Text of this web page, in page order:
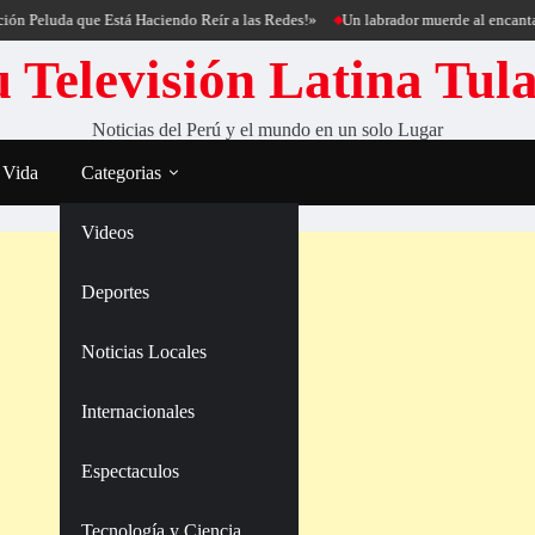
que Está Haciendo Reír a las Redes!» Un labrador muerde al encantador de
Televisión Latina
Noticias del Perú y el mundo en un solo Lugar
Categorias
Videos
Deportes
Noticias Locales
Internacionales
Espectaculos
Tecnología y Ciencia